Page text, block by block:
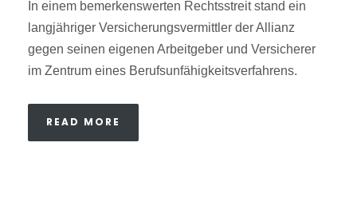
In einem bemerkenswerten Rechtsstreit stand ein
langjähriger Versicherungsvermittler der Allianz
gegen seinen eigenen Arbeitgeber und Versicherer
im Zentrum eines Berufsunfähigkeitsverfahrens.
READ MORE